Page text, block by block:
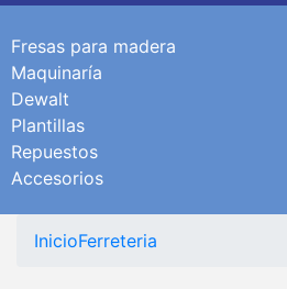
Fresas para madera
Maquinaría
Dewalt
Plantillas
Repuestos
Accesorios
InicioFerreteria